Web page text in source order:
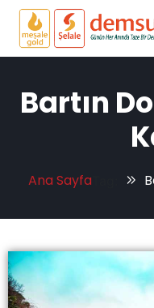
Bartın
Ana Sayfa